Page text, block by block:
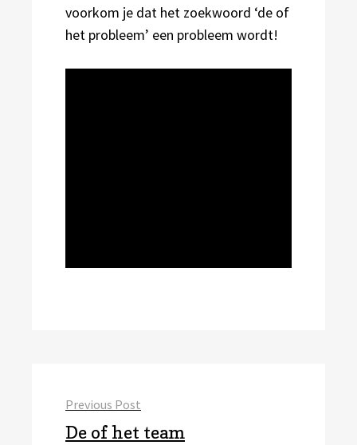
voorkom je dat het zoekwoord ‘de of
het probleem’ een probleem wordt!
navigatie
Previous Post
Previous
De of het team